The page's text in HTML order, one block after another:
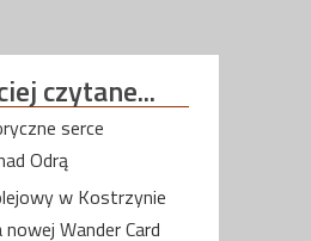
czytane...
serce
Odrą
w Kostrzynie
nowej Wander Card